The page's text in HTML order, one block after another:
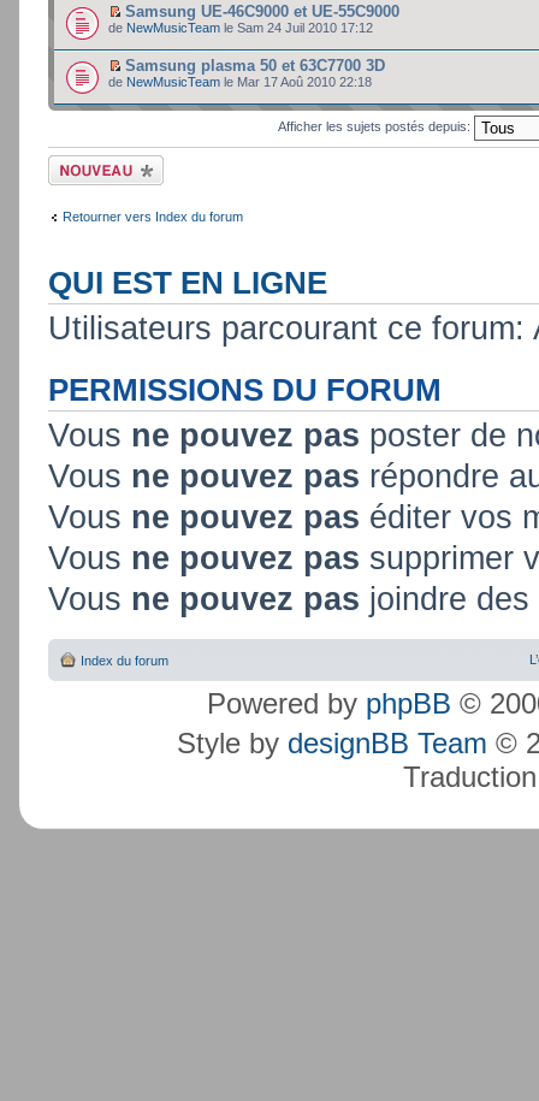
Samsung UE-46C9000 et UE-55C9000
de NewMusicTeam le Sam 24 Juil 2010 17:12
Samsung plasma 50 et 63C7700 3D
de NewMusicTeam le Mar 17 Aoû 2010 22:18
Afficher les sujets postés depuis:
Ecrire un nouveau
sujet
Retourner vers Index du forum
QUI EST EN LIGNE
Utilisateurs parcourant ce
PERMISSIONS DU FORUM
Vous ne pouvez pas poster de
Vous ne pouvez pas répondre
Vous ne pouvez pas éditer vos
Vous ne pouvez pas supprimer
Vous ne pouvez pas joindre
Index du forum
Powered by phpBB ©
Style by designBB Team ©